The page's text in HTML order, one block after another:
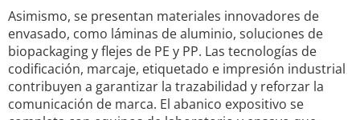
Asimismo, se presentan materiales innovadores de
envasado, como láminas de aluminio, soluciones de
biopackaging y flejes de PE y PP. Las tecnologías de
codificación, marcaje, etiquetado e impresión industrial
contribuyen a garantizar la trazabilidad y reforzar la
comunicación de marca. El abanico expositivo se